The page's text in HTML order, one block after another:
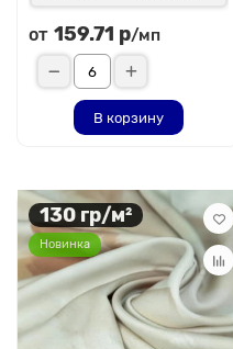
от 159.71 р/мп
В корзину
130 гр/м²
Новинка